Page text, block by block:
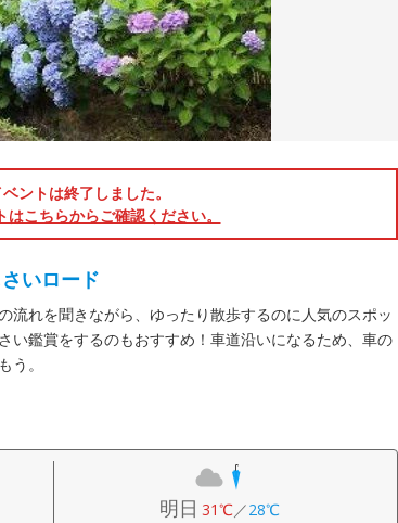
ントは終了しました。
こちらからご確認ください。
いロード
流れを聞きながら、ゆったり散歩するのに人気のスポッ
い鑑賞をするのもおすすめ！車道沿いになるため、車の
う。
明日 31℃／28℃